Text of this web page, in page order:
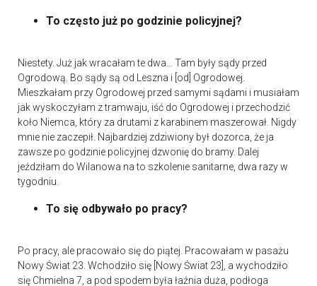
To często już po godzinie policyjnej?
Niestety. Już jak wracałam te dwa… Tam były sądy przed
Ogrodową. Bo sądy są od Leszna i [od] Ogrodowej.
Mieszkałam przy Ogrodowej przed samymi sądami i musiałam
jak wyskoczyłam z tramwaju, iść do Ogrodowej i przechodzić
koło Niemca, który za drutami z karabinem maszerował. Nigdy
mnie nie zaczepił. Najbardziej zdziwiony był dozorca, że ja
zawsze po godzinie policyjnej dzwonię do bramy. Dalej
jeździłam do Wilanowa na to szkolenie sanitarne, dwa razy w
tygodniu.
To się odbywało po pracy?
Po pracy, ale pracowało się do piątej. Pracowałam w pasażu
Nowy Świat 23. Wchodziło się [Nowy Świat 23], a wychodziło
się Chmielna 7, a pod spodem była łaźnia duża, podłoga